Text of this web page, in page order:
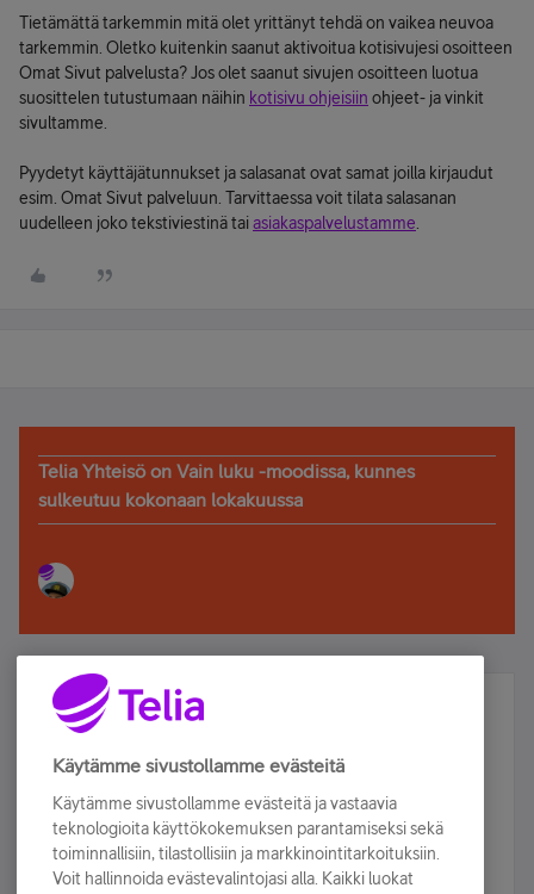
Tietämättä tarkemmin mitä olet yrittänyt tehdä on vaikea neuvoa
tarkemmin. Oletko kuitenkin saanut aktivoitua kotisivujesi osoitteen
Omat Sivut palvelusta? Jos olet saanut sivujen osoitteen luotua
suosittelen tutustumaan näihin kotisivu ohjeisiin ohjeet- ja vinkit
sivultamme.
Pyydetyt käyttäjätunnukset ja salasanat ovat samat joilla kirjaudut
esim. Omat Sivut palveluun. Tarvittaessa voit tilata salasanan
uudelleen joko tekstiviestinä taiasiakaspalvelustamme
Telia Yhteisö on Vain luku -moodissa, kunnes
sulkeutuu kokonaan lokakuussa
Älä jää paitsi – osallistu ja voita!
Tilaa Telian uutiskirje ja olet mukana arvonnassa.
sähköpostiisi.
Tilaa nyt
Käytämme sivustollamme evästeitä
Käytämme sivustollamme evästeitä ja vastaavia
teknologioita käyttökokemuksen parantamiseksi sekä
toiminnallisiin, tilastollisiin ja markkinointitarkoituksiin.
Voit hallinnoida evästevalintojasi alla. Kaikki luokat